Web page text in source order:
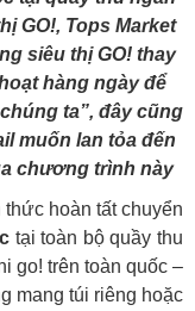
GO!, Tops Market
siêu thị GO! thay
hàng ngày để
ta”, đây cũng
muốn lan tỏa đến
chương trình này
hoàn tất chuyển
tại toàn bộ quầy thu
go! trên toàn quốc –
mang túi riêng hoặc